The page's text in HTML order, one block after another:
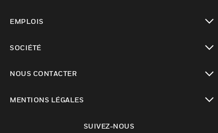
EMPLOIS
SOCIÉTÉ
NOUS CONTACTER
MENTIONS LÉGALES
SUIVEZ-NOUS